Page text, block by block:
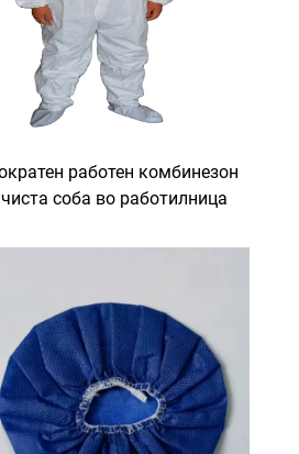
работен комбинезон
соба во работилница